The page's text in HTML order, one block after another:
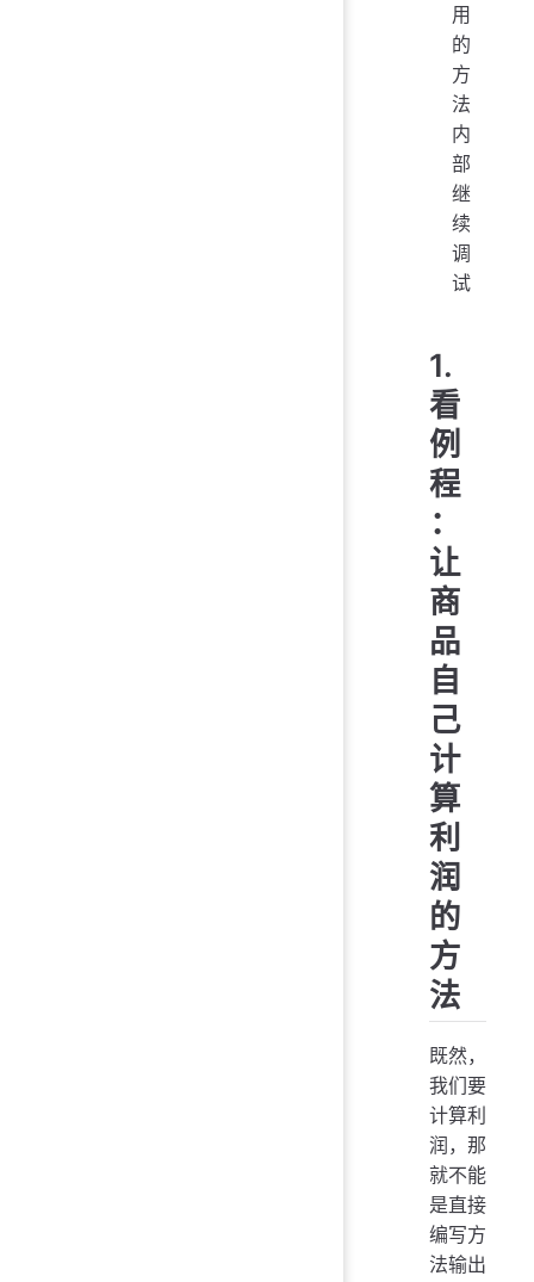
用
的
方
法
内
部
继
续
调
试
1.
看
例
程
：
让
商
品
自
己
计
算
利
润
的
方
法
既然，
我们要
计算利
润，那
就不能
是直接
编写方
法输出